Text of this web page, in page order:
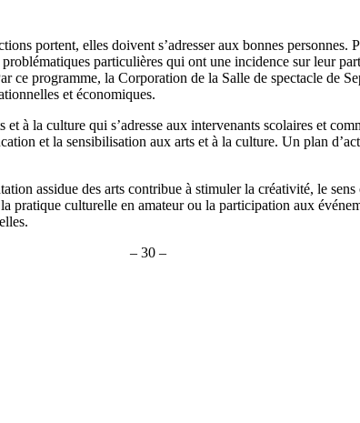
portent, elles doivent s’adresser aux bonnes
particulières qui ont une incidence sur leur
ce programme, la Corporation de la Salle de spectacle de
et économiques.
à la culture qui s’adresse aux intervenants scolaires et
et la sensibilisation aux arts et à la culture. Un plan
assidue des arts contribue à stimuler la créativité, le
pratique culturelle en amateur ou la participation aux
– 30 –